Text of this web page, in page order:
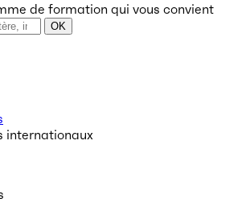
de formation qui vous convient
OK
internationaux